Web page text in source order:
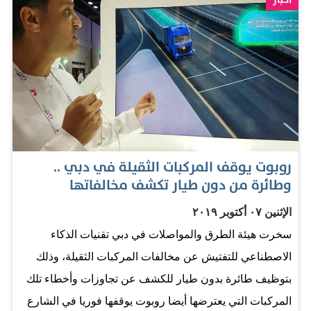
الساعة السادسة صباحاً وحتى العاشرة مساء مع تأمين
رحلات استثنائية بين 10 مساء و6 صباحاً فقط للمستشفيات،
ونوهت الهيئة إلى استمرارية إيقاف خدمات النقل البحري
والنقل داخل المدن عبر الحافلات حتى إشعار آخر، كما
سيستمر إغلاق مراكز إسعاد المتعاملين والأكشاك الذكية
ومزودي الخدمات ومعاهد التدريب حتى إشعار آخر، واقتصار
تقديم الخدمات عبر القنوات الذكية للهيئة. وكانت هيئة الطرق
ابريل حتى إشعار آخر، في كل محطات المترو العاملة على
الخطين الأحمر والأخضر، وذلك ضمن الإجراءات الاحترازية
المطبقة خلال هذه الفترة، التي تشهد تطبيق برامج مكثفة من
الإجراءات الوقائية لمكافحة انتشار فيروس كورونا المستجد،
كما أعلنت الهيئة عن إغلاق وتعديل مواعيد عمل مراكز إسعاد
المتعاملين، وذلك ضمن الإجراءات الاحترازية والوقائية التي
روبوت يوقف المركبات الثقيلة في دبي ..
وطائرة من دون طيار تكشف مخالفاتها
الإثنين ٠٧ أكتوبر ٢٠١٩
سخرت هيئة الطرق والمواصلات في دبي تقنيات الذكاء
الاصطناعي للتفتيش عن مخالفات المركبات الثقيلة، وذلك
بتوظيف طائرة بدون طيار للكشف عن تجاوزات وأخطاء تلك
المركبات التي يعترضها أيضا روبوت يوقفها فوريا في الشارع